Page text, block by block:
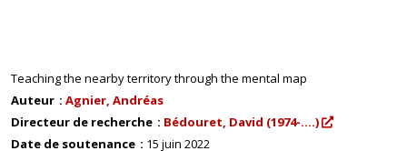
Teaching the nearby territory through the mental map
Auteur
Agnier, Andréas
Directeur de recherche
Bédouret, David (1974-....)
Date de soutenance
15 juin 2022